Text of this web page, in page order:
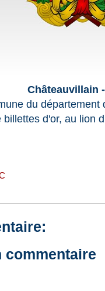
Châteauvillain
du département
d'or, au lion
commentaire